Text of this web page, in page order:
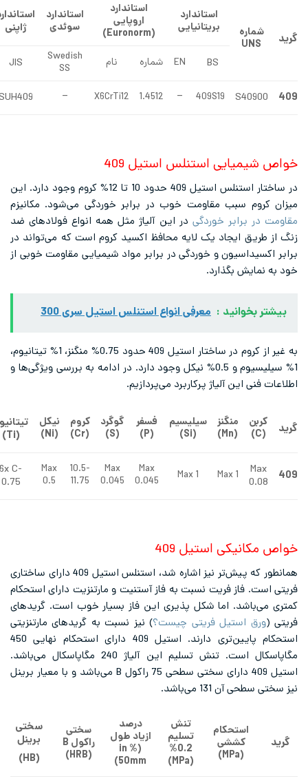
شماره
UNS
استاندارد
بریتانیایی
استاندارد
(Euronorm)
استاندارد
سوئدی
استاندارد
ژاپنی
EN شماره نام
Swedish
JIS
S40900
409S19
–
1.4512
X6CrTi12
–
SUH409
شیمیایی استنلس استیل 409
در ساختار استنلس استیل 409 حدود 10 تا 12% کروم وجود دارد. این
کروم سبب مقاومت خوب در برابر خوردگی می‌شود. مکانیزم
در برابر خوردگی در این آلیاژ مثل همه انواع فولادهای ضد
طریق ایجاد یک لایه محافظ اکسید کروم است که می‌تواند در
و خوردگی در برابر مواد شیمیایی مقاومت خوبی از
نمایش بگذارد.
بخوانید : معرفی انواع استنلس استیل سری 300
به غیر از کروم در ساختار استیل 409 حدود 0.75% منگنز، 1% تیتانیوم،
1% سیلیسیوم و 0.5% نیکل وجود دارد. در ادامه به بررسی ویژگی‌ها و
فنی این آلیاژ پرکاربرد می‌پردازیم.
کربن
C
)
منگنز
Mn
)
سیلیسیم
(
Si
)
فسفر
(
P
گوگرد
(
S
)
کروم
Cr
)
نیکل
Ni
)
تیتانیوم
(
Ti
Max
0.08
Max 1
Max 1
Max
0.045
Max
0.045
10.5-
11.75
Max
0.5
6x C-
0.75
استیل 409
همانطور که پیش‌تر نیز اشاره شد، استنلس استیل 409 دارای ساختاری
فاز فریت نسبت به فاز آستنیت و مارتنزیت دارای استحکام
می‌باشد. اما شکل پذیری این فاز بسیار خوب است. گریدهای
ورق استیل فریتی چیست؟ ) نیز نسبت به گریدهای مارتنزیتی
استحکام پایین‌تری دارند. استیل 409 دارای استحکام نهایی 450
مگاپاسکال است. تنش تسلیم این آلیاژ 240 مگاپاسکال می‌باشد.
استیل 409 دارای سختی سطحی 75 راکول B می‌باشد و با معیار برینل
آن 131 می‌باشد.
کششی
تنش
تسلیم
(
MPa
درصد
ازیاد طول
50mm)
سختی
راکول
HRB)
سختی
برینل
(
HB